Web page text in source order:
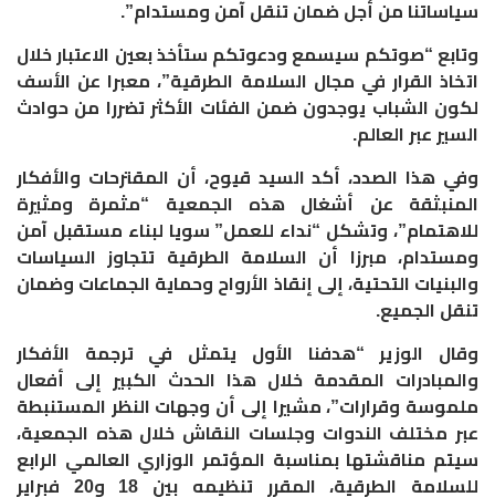
سياساتنا من أجل ضمان تنقل آمن ومستدام”.
وتابع “صوتكم سيسمع ودعوتكم ستأخذ بعين الاعتبار خلال
اتخاذ القرار في مجال السلامة الطرقية”، معبرا عن الأسف
لكون الشباب يوجدون ضمن الفئات الأكثر تضررا من حوادث
السير عبر العالم.
وفي هذا الصدد، أكد السيد قيوح، أن المقترحات والأفكار
المنبثقة عن أشغال هذه الجمعية “مثمرة ومثيرة
للاهتمام”، وتشكل “نداء للعمل” سويا لبناء مستقبل آمن
ومستدام، مبرزا أن السلامة الطرقية تتجاوز السياسات
والبنيات التحتية، إلى إنقاذ الأرواح وحماية الجماعات وضمان
تنقل الجميع.
وقال الوزير “هدفنا الأول يتمثل في ترجمة الأفكار
والمبادرات المقدمة خلال هذا الحدث الكبير إلى أفعال
ملموسة وقرارات”، مشيرا إلى أن وجهات النظر المستنبطة
عبر مختلف الندوات وجلسات النقاش خلال هذه الجمعية،
سيتم مناقشتها بمناسبة المؤتمر الوزاري العالمي الرابع
للسلامة الطرقية، المقرر تنظيمه بين 18 و20 فبراير